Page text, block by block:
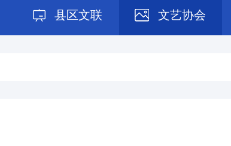
县区文联 文艺协会